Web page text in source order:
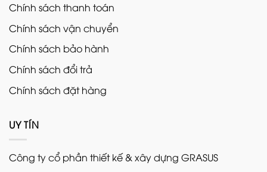
Chính sách thanh toán
Chính sách vận chuyển
Chính sách bảo hành
Chính sách đổi trả
Chính sách đặt hàng
UY TÍN
Công ty cổ phần thiết kế & xây dựng GRASUS